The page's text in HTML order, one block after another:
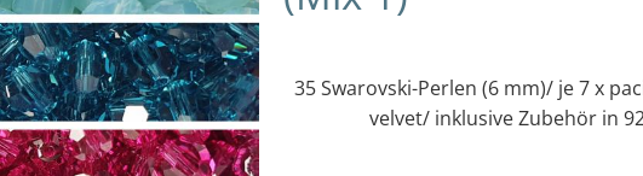
35 Swarovski-Perlen (6 mm)/ je 7 x
velvet/ inklusive Zubehör in